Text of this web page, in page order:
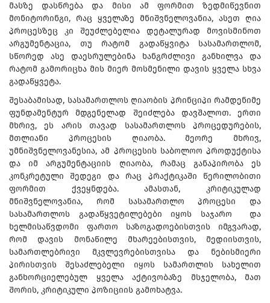
მასზე დასწრება და მისი ამ ფორმით ზედმიწევნით
მონიტორინგი, რაც ყველაზე მნიშვნელოვანია, ასეთ ღია
პროცესზეც კი შეუძლებელია დეტალურად მოვისმინოთ
არგუმენტაცია, თუ რატომ გადაწყვიტა სასამართლომ,
სწორედ ასე დაესრულებინა ხანგრძლივი განხილვა და
რატომ გამორიცხა მის მიერ მოსმენილი დავის ყველა სხვა
გადაწყვეტა.
შესაბამისად, სასამართლოს ღიაობის პრინციპი რამდენიმე
ფუნდამენტურ მდგენელად შეიძლება დავშალოთ. ერთი
მხრივ, ეს არის თავად სასამართლოს პროცედურების,
მთლიანი პროცესის ღიაობა. მეორე მხრივ,
უმნიშვნელოვანესია, ამ პროცესის საბოლოო პროდუქტისა
და იმ არგუმენტაციის ღიაობა, რამაც განაპირობა ეს
კონკრეტული შედეგი და რაც პრაქტიკაში წერილობითი
ფორმით ქვეყნდება. ამასთან, კრიტიკულად
მნიშვნელოვანია, რომ სასამართლო პროცესი და
სასამართლოს გადაწყვეტილებები იყოს საჯარო და
ხელმისაწვდომი ფართო საზოგადოებისთვის იმგვარად,
რომ დავის მონაწილე მხარეებისთვის, მედიისთვის,
სამართლებრივი მკვლევრებისთვისა და ნებისმიერი
პირისთვის შესაძლებელი იყოს სამართლის სახელით
განხორციელებულ ყველა აქტივობაზე მსჯელობა, მათ
შორის, კრიტიკული პოზიციის გამოხატვა.